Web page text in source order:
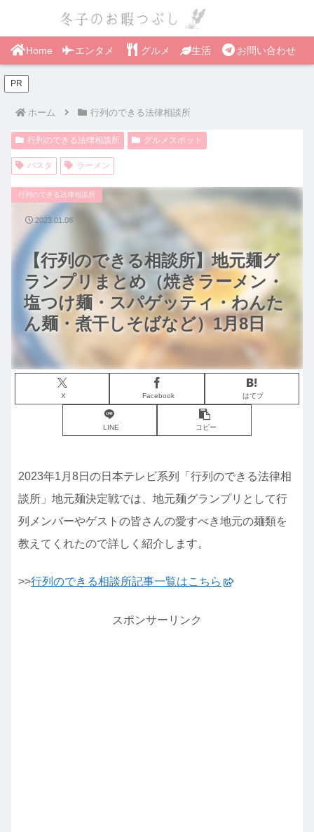
Home エンタメ グルメ 生活 お問い合わせ
PR
ホーム 行列のできる法律相談所
行列のできる法律相談所 グルメスポット
パスタ ラーメン
【行列のできる相談所】地元麺グ
ランプリまとめ（焼きラーメン・
塩つけ麺・スパゲッティ・わんた
ん麺・煮干しそばなど）1月8日
行列のできる法律相談所
X Facebook はてブ
LINE コピー
2023.01.08
2023年1月8日の日本テレビ系列「行列のできる法律相
談所」地元麺決定戦では、地元麺グランプリとして行
列メンバーやゲストの皆さんの愛すべき地元の麺類を
教えてくれたので詳しく紹介します。
>>行列のできる相談所記事一覧はこちら
スポンサーリンク